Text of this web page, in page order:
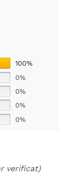
100%
0%
0%
0%
0%
verificat)